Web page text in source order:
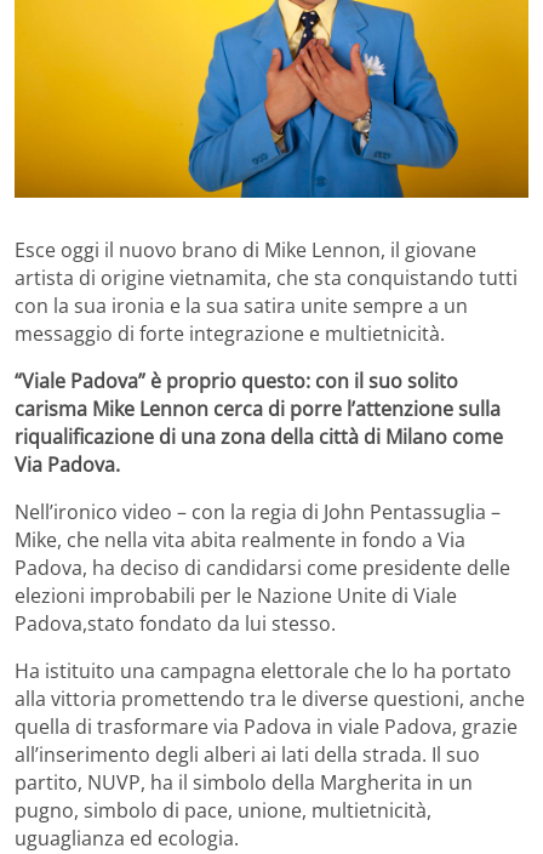
Esce oggi il nuovo brano di Mike Lennon, il giovane
artista di origine vietnamita, che sta conquistando tutti
con la sua ironia e la sua satira unite sempre a un
messaggio di forte integrazione e multietnicità.
“Viale Padova” è proprio questo: con il suo solito
carisma Mike Lennon cerca di porre l’attenzione sulla
riqualificazione di una zona della città di Milano come
Via Padova.
Nell’ironico video – con la regia di John Pentassuglia –
Mike, che nella vita abita realmente in fondo a Via
Padova, ha deciso di candidarsi come presidente delle
elezioni improbabili per le Nazione Unite di Viale
Padova,stato fondato da lui stesso.
Ha istituito una campagna elettorale che lo ha portato
alla vittoria promettendo tra le diverse questioni, anche
quella di trasformare via Padova in viale Padova, grazie
all’inserimento degli alberi ai lati della strada. Il suo
partito, NUVP, ha il simbolo della Margherita in un
pugno, simbolo di pace, unione, multietnicità,
uguaglianza ed ecologia.